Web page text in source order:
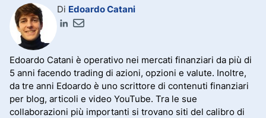
Di Edoardo Catani
Edoardo Catani è operativo nei mercati finanziari da più di
5 anni facendo trading di azioni, opzioni e valute. Inoltre,
da tre anni Edoardo è uno scrittore di contenuti finanziari
per blog, articoli e video YouTube. Tra le sue
collaborazioni più importanti si trovano siti del calibro di